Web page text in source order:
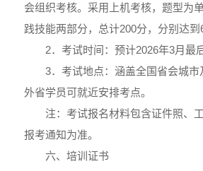
会组织考核。采用上机考核，题型为
践技能两部分，总计200分，分别达到
2．考试时间：预计2026年3月最
3．考试地点：涵盖全国省会城
外省学员可就近安排考点。
注：考试报名材料包含证件照、
报考通知为准。
六、培训证书